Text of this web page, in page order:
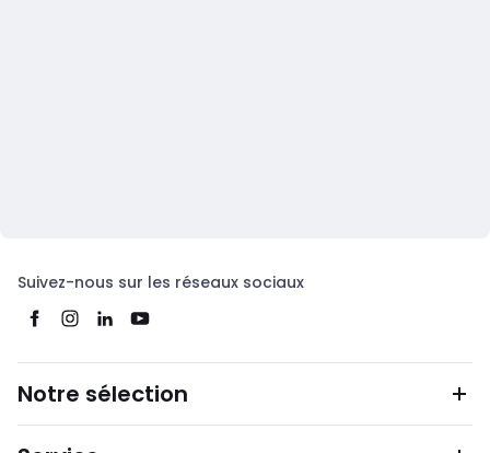
Suivez-nous sur les réseaux sociaux
Notre sélection